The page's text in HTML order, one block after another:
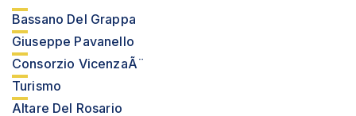
Bassano Del Grappa
Giuseppe Pavanello
Consorzio VicenzaÃ¨
Turismo
Altare Del Rosario